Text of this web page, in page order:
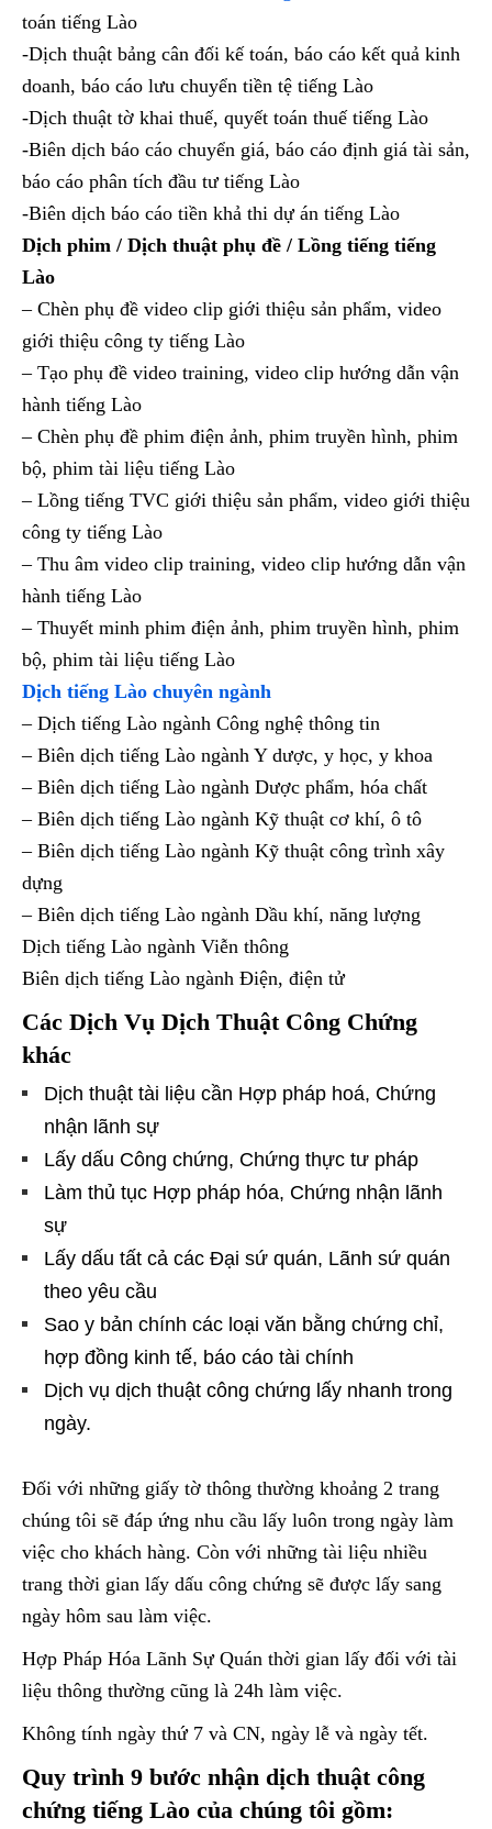
toán tiếng Lào
-Dịch thuật bảng cân đối kế toán, báo cáo kết quả kinh
doanh, báo cáo lưu chuyển tiền tệ tiếng Lào
-Dịch thuật tờ khai thuế, quyết toán thuế tiếng Lào
-Biên dịch báo cáo chuyển giá, báo cáo định giá tài sản,
báo cáo phân tích đầu tư tiếng Lào
-Biên dịch báo cáo tiền khả thi dự án tiếng Lào
Dịch phim / Dịch thuật phụ đề / Lồng tiếng tiếng
Lào
– Chèn phụ đề video clip giới thiệu sản phẩm, video
giới thiệu công ty tiếng Lào
– Tạo phụ đề video training, video clip hướng dẫn vận
hành tiếng Lào
– Chèn phụ đề phim điện ảnh, phim truyền hình, phim
bộ, phim tài liệu tiếng Lào
– Lồng tiếng TVC giới thiệu sản phẩm, video giới thiệu
công ty tiếng Lào
– Thu âm video clip training, video clip hướng dẫn vận
hành tiếng Lào
– Thuyết minh phim điện ảnh, phim truyền hình, phim
bộ, phim tài liệu tiếng Lào
Dịch tiếng Lào chuyên ngành
– Dịch tiếng Lào ngành Công nghệ thông tin
– Biên dịch tiếng Lào ngành Y dược, y học, y khoa
– Biên dịch tiếng Lào ngành Dược phẩm, hóa chất
– Biên dịch tiếng Lào ngành Kỹ thuật cơ khí, ô tô
– Biên dịch tiếng Lào ngành Kỹ thuật công trình xây
dựng
– Biên dịch tiếng Lào ngành Dầu khí, năng lượng
Dịch tiếng Lào ngành Viễn thông
Biên dịch tiếng Lào ngành Điện, điện tử
Các Dịch Vụ Dịch Thuật Công Chứng
khác
Dịch thuật tài liệu cần Hợp pháp hoá, Chứng
nhận lãnh sự
Lấy dấu Công chứng, Chứng thực tư pháp
Làm thủ tục Hợp pháp hóa, Chứng nhận lãnh
sự
Lấy dấu tất cả các Đại sứ quán, Lãnh sứ quán
theo yêu cầu
Sao y bản chính các loại văn bằng chứng chỉ,
hợp đồng kinh tế, báo cáo tài chính
Dịch vụ dịch thuật công chứng lấy nhanh trong
ngày.
Đối với những giấy tờ thông thường khoảng 2 trang
chúng tôi sẽ đáp ứng nhu cầu lấy luôn trong ngày làm
việc cho khách hàng. Còn với những tài liệu nhiều
trang thời gian lấy dấu công chứng sẽ được lấy sang
ngày hôm sau làm việc.
Hợp Pháp Hóa Lãnh Sự Quán thời gian lấy đối với tài
liệu thông thường cũng là 24h làm việc.
Không tính ngày thứ 7 và CN, ngày lễ và ngày tết.
Quy trình 9 bước nhận dịch thuật công
chứng tiếng Lào của chúng tôi gồm: